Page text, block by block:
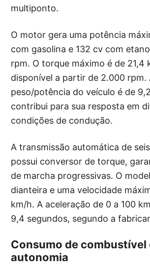
multiponto.
O motor gera uma potência
com gasolina e 132 cv com
rpm. O torque máximo é de 21,4
disponível a partir de 2.000 rpm.
peso/potência do veículo é de
contribui para sua resposta em
condições de condução.
A transmissão automática de
possui conversor de torque,
de marcha progressivas. O
dianteira e uma velocidade
km/h. A aceleração de 0 a 100
9,4 segundos, segundo a
Consumo de combustível
autonomia